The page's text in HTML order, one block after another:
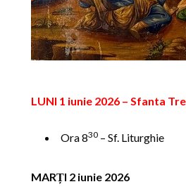
LUNI 1 iunie 2026 – Sfanta
Ora 830 – Sf. Liturghie
MARȚI 2 iunie 2026